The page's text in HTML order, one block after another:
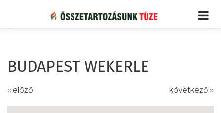
tartalomra
BUDAPEST WEKERLE
‹‹ előző következő ››